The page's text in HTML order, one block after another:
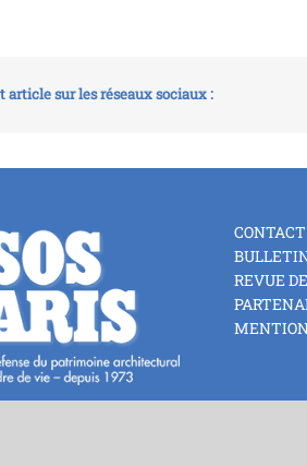
article sur les réseaux sociaux :
CONTACT
REVUE